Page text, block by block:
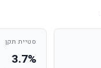
סטיית תקן
3.7%